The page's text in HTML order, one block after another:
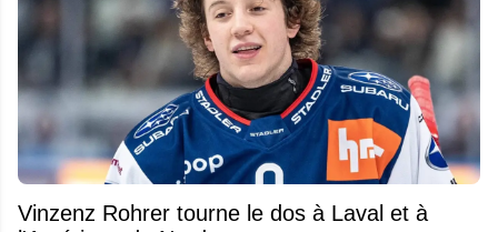
Vinzenz Rohrer tourne le dos à Laval et à